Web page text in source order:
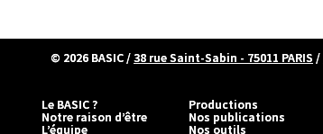
© 2026 BASIC/38 rue Saint-Sabin - 75011 PARIS /
Le BASIC ?
Notre raison d’être
L’équipe
Productions
Nos publications
Nos outils